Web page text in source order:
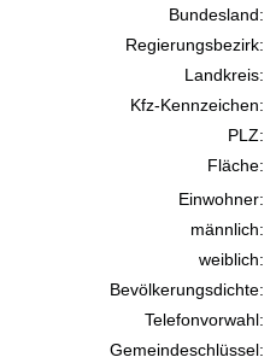
Bundesland:
Regierungsbezirk:
Landkreis:
Kfz-Kennzeichen:
PLZ:
Fläche:
Einwohner:
männlich:
weiblich:
Bevölkerungsdichte:
Telefonvorwahl:
Gemeindeschlüssel: